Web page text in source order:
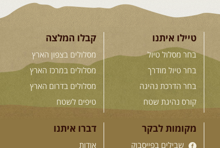
בין רכס הקווקז הנמוך לגבוה, בין נהרות
שוצפים למעברי הרים ...
לכל המסעות בעולם
. הדרכות נהיגה .
טיילו איתנו
בחר מסלול טיול
בחר טיול מודרך
בחר הדרכת נהיגה
קורס נהיגת שטח
קבלו המלצה
מסלולים בצפון הארץ
מסלולים במרכז הארץ
מסלולים בדרום הארץ
טיפים לשטח
מקומות לבקר
שבילים בפייסבוק
דברו איתנו
אודות